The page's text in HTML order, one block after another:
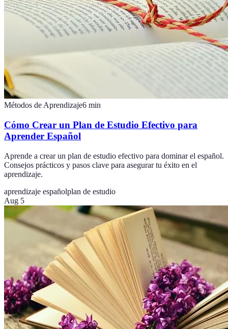
Métodos de Aprendizaje6 min
Cómo Crear un Plan de Estudio Efectivo para
Aprender Español
Aprende a crear un plan de estudio efectivo para dominar el español.
Consejos prácticos y pasos clave para asegurar tu éxito en el
aprendizaje.
aprendizaje españolplan de estudio
Aug 5